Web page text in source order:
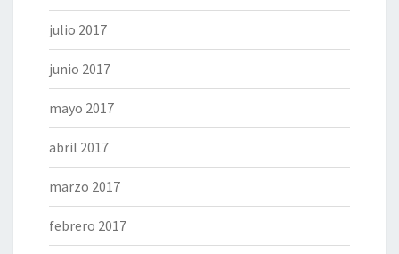
julio 2017
junio 2017
mayo 2017
abril 2017
marzo 2017
febrero 2017